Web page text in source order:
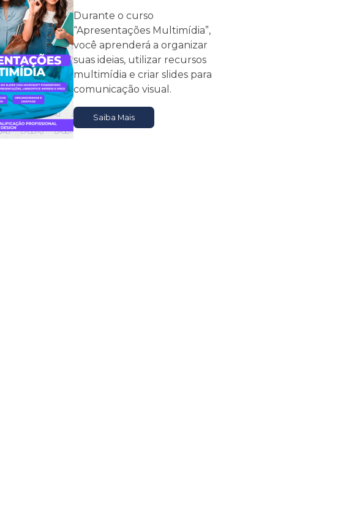
Durante o curso
“Apresentações Multimídia”,
você aprenderá a organizar
suas ideias, utilizar recursos
multimídia e criar slides para
comunicação visual.
Saiba Mais